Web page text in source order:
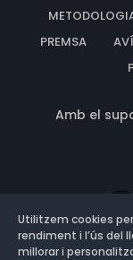
PREMSA
Amb el
Utilitzem cookies
rendiment i l’ús del
millorar i